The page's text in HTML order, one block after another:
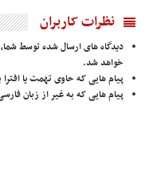
نظرات کاربران
دیدگاه های ارسال شده توسط
خواهد شد.
پیام هایی که حاوی تهمت یا
پیام هایی که به غیر از زبان